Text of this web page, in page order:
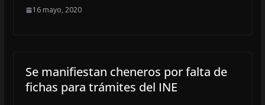
16 mayo, 2020
Se manifiestan cheneros por falta de
fichas para trámites del INE